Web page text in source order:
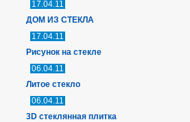
17.04.11
ДОМ ИЗ СТЕКЛА
17.04.11
Рисунок на стекле
06.04.11
Литое стекло
06.04.11
3D стеклянная плитка